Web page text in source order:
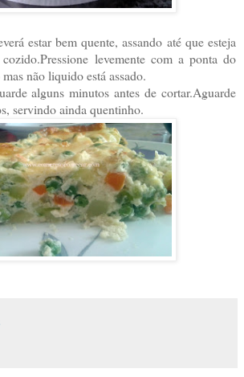
estar bem quente, assando até que esteja
levemente com a ponta do
não liquido está assado.
alguns minutos antes de cortar.Aguarde
servindo ainda quentinho.